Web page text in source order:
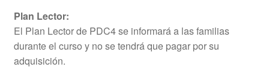
Plan Lector:
El Plan Lector de PDC4 se informará a las familias
durante el curso y no se tendrá que pagar por su
adquisición.